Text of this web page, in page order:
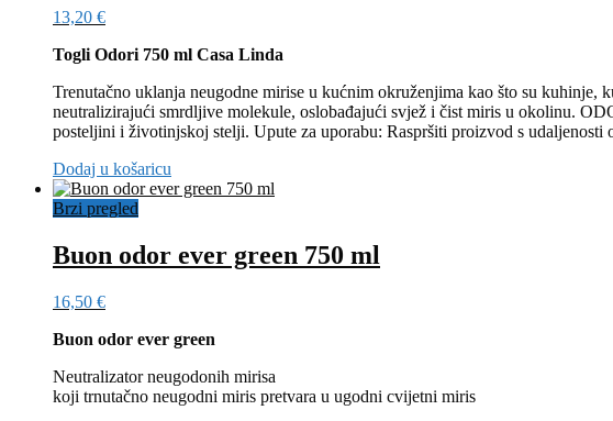
13,20 €
Togli Odori 750 ml Casa Linda
Trenutačno uklanja neugodne mirise u kućnim okruženjima kao što su kuhinje,
neutralizirajući smrdljive molekule, oslobađajući svjež i čist miris u okolinu.
posteljini i životinjskoj stelji. Upute za uporabu: Raspršiti proizvod s
Dodaj u košaricu
Brzi pregled
Buon odor ever green 750 ml
16,50 €
Buon odor ever green
Neutralizator neugodonih mirisa
koji trnutačno neugodni miris pretvara u ugodni cvijetni miris